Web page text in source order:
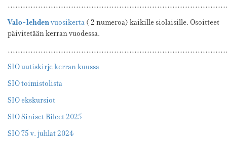
Valo-lehdenvuosikerta ( 2 numeroa) kaikille siolaisille. Osoitteet
päivitetään kerran vuodessa.
SIO uutiskirje kerran kuussa
SIO toimistolista
SIO ekskursiot
SIO Siniset Bileet 2025
SIO 75 v. juhlat 2024